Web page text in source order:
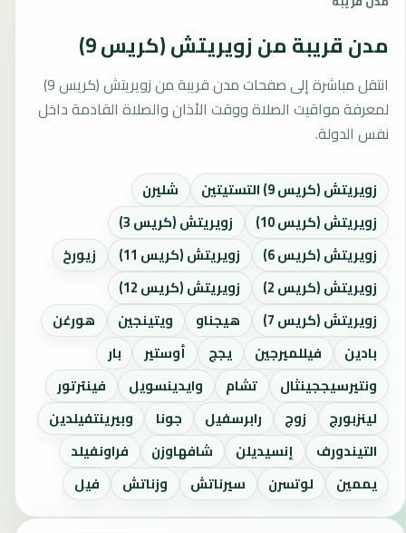
مدن قريبة من زويريتش (كريس 9)
انتقل مباشرة إلى صفحات مدن قريبة من زويريتش (كريس 9)
لمعرفة مواقيت الصلاة ووقت الأذان والصلاة القادمة داخل
نفس الدولة.
زويريتش (كريس 9) التستيتين
شليرن
زويريتش (كريس 10)
زويريتش (كريس 3)
زويريتش (كريس 6)
زويريتش (كريس 11)
زيورخ
زويريتش (كريس 2)
زويريتش (كريس 12)
زويريتش (كريس 7)
هيجناو ويتينجين
هورغن
بادين
فيللميرجين يجج أوستير
بار
ونتيرسيججينثال
تشام وايدينسويل
فينترتور
لينزبورج
زوج رابرسفيل جونا
وبيرينتفيلدين
التيندورف
إنسيديلن شافهاوزن
فراونفيلد
يممين
لوتسرن سيرناتش وزناتش فيل